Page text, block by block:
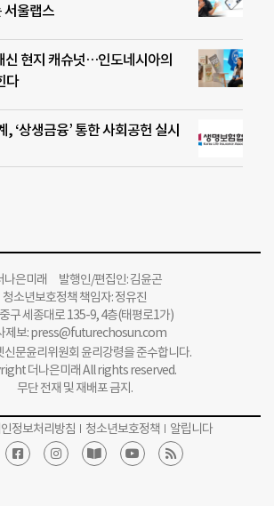
서울랩스
신 현지 캐슈넛…인도네시아의
다
, ‘상생금융’ 통한 사회공헌 실시
나은미래 발행인/편집인: 김윤곤
청소년보호정책 책임자: 정유진
구 세종대로 135-9, 4층(태평로1가)
제보:press@futurechosun.com
신문윤리위원회 윤리강령을 준수합니다.
더나은미래 All rights reserved.
무단 전재 및 재배포 금지.
정보처리방침 청소년보호정책 알립니다